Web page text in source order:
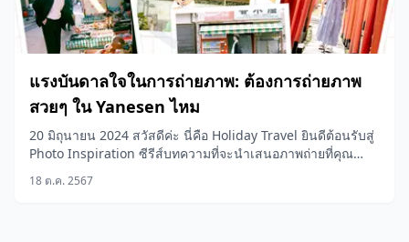
แรงบันดาลใจในการถ่ายภาพ: ต้องการถ่ายภาพ
สวยๆ ใน Yanesen ไหม
20 มิถุนายน 2024 สวัสดีค่ะ นี่คือ Holiday Travel ยินดีต้อนรับสู่
Photo Inspiration ซีรีส์บทความที่จะนำเสนอภาพถ่ายที่คุณ
18 ต.ค. 2567